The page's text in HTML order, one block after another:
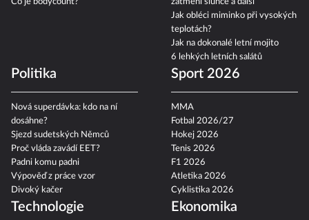
Co je bodycount?
zatmění slunce a další
Jak obléci miminko při vysokých
teplotách?
Jak na dokonalé letní mojito
6 lehkých letních salátů
Politika
Nová superdávka: kdo na ní
dosáhne?
Sjezd sudetských Němců
Proč vláda zavádí EET?
Padni komu padni
Výpověď z práce vzor
Divoký kačer
Sport 2026
MMA
Fotbal 2026/27
Hokej 2026
Tenis 2026
F1 2026
Atletika 2026
Cyklistika 2026
Technologie Ekonomika